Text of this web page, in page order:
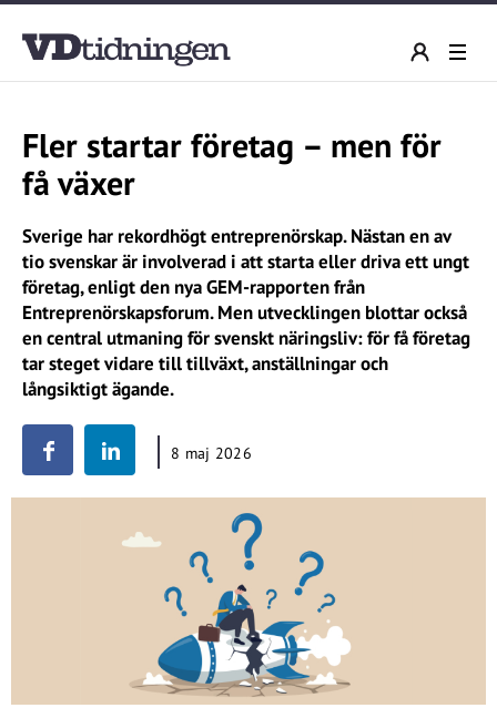
Fler startar företag – men för
få växer
Sverige har rekordhögt entreprenörskap. Nästan en av
tio svenskar är involverad i att starta eller driva ett ungt
företag, enligt den nya GEM-rapporten från
Entreprenörskapsforum. Men utvecklingen blottar också
en central utmaning för svenskt näringsliv: för få företag
tar steget vidare till tillväxt, anställningar och
långsiktigt ägande.
8 maj 2026